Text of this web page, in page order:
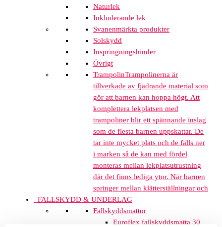
Naturlek
Inkluderande lek
Svanenmärkta produkter
Solskydd
Inspringningshinder
Övrigt
TrampolinTrampolinerna är
tillverkade av fjädrande material som
gör att barnen kan hoppa högt. Att
komplettera lekplatsen med
trampoliner blir ett spännande inslag
som de flesta barnen uppskattar. De
tar inte mycket plats och de fälls ner
i marken så de kan med fördel
monteras mellan lekplatsutrustning
där det finns lediga ytor. När barnen
springer mellan klätterställningar och
FALLSKYDD & UNDERLAG
Fallskyddsmattor
Euroflex fallskyddsmatta 30